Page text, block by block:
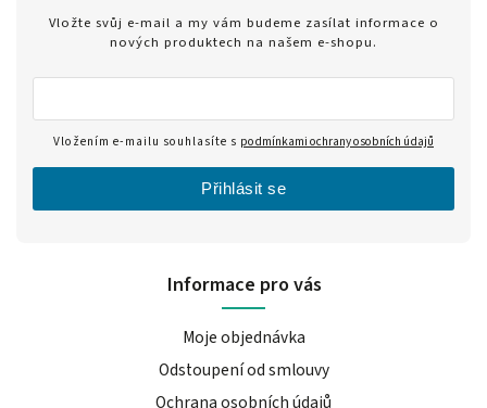
Informace pro vás
Moje objednávka
Odstoupení od smlouvy
Ochrana osobních údajů
Vložte svůj e-mail a my vám budeme zasílat informace o
nových produktech na našem e-shopu.
Vložením e-mailu souhlasíte s podmínkami ochrany osobních údajů
Přihlásit se